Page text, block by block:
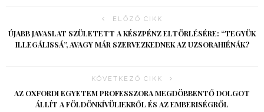
ELŐZŐ CIKK
ÚJABB JAVASLAT SZÜLETETT A KÉSZPÉNZ ELTÖRLÉSÉRE: “TEGYÜK
ILLEGÁLISSÁ”, AVAGY MÁR SZERVEZKEDNEK AZ UZSORAHIÉNÁK?
KÖVETKEZŐ CIKK
AZ OXFORDI EGYETEM PROFESSZORA MEGDÖBBENTŐ DOLGOT
ÁLLÍT A FÖLDÖNKÍVÜLIEKRŐL ÉS AZ EMBERISÉGRŐL